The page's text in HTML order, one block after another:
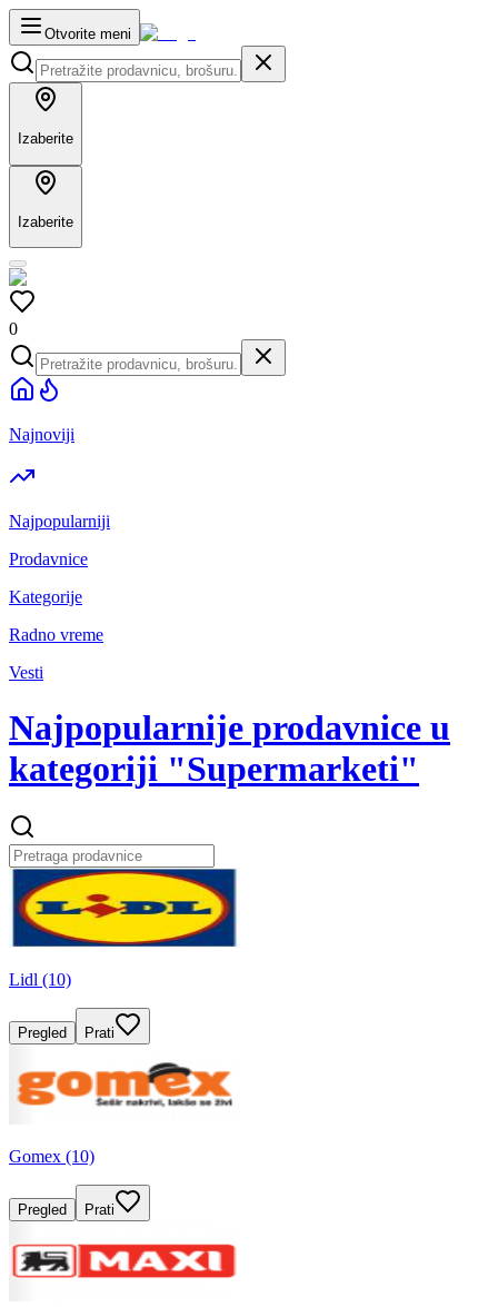
Otvorite meni
Izaberite
Izaberite
0
Najnoviji
Najpopularniji
Prodavnice
Kategorije
Radno vreme
Vesti
Najpopularnije prodavnice u
kategoriji "Supermarketi"
Lidl (10)
Pregled Prati
Gomex (10)
Pregled Prati